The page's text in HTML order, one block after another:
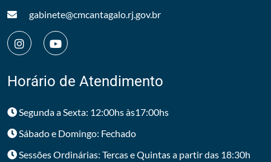
gabinete@cmcantagalo.rj.gov.br
Horário de Atendimento
Segunda a Sexta: 12:00hs às17:00hs
Sábado e Domingo: Fechado
Sessões Ordinárias: Tercas e Quintas a partir das 18:30h